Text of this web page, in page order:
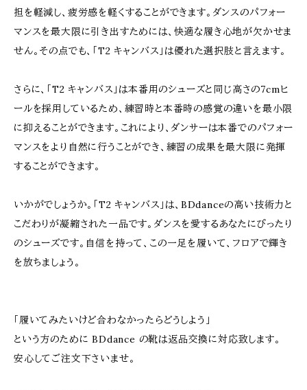
担を軽減し、疲労感を軽くすることができます。ダンスのパフォー
マンスを最大限に引き出すためには、快適な履き心地が欠かせま
せん。その点でも、「T2 キャンバス」は優れた選択肢と言えます。
さらに、「T2 キャンバス」は本番用のシューズと同じ高さの7cmヒ
ールを採用しているため、練習時と本番時の感覚の違いを最小限
に抑えることができます。これにより、ダンサーは本番でのパフォー
マンスをより自然に行うことができ、練習の成果を最大限に発揮
することができます。
いかがでしょうか。「T2 キャンバス」は、BDdanceの高い技術力と
こだわりが凝縮された一品です。ダンスを愛するあなたにぴったり
のシューズです。自信を持って、この一足を履いて、フロアで輝き
を放ちましょう。
「履いてみたいけど合わなかったらどうしよう」
という方のために BDdance の靴は返品交換に対応致します。
安心してご注文下さいませ。